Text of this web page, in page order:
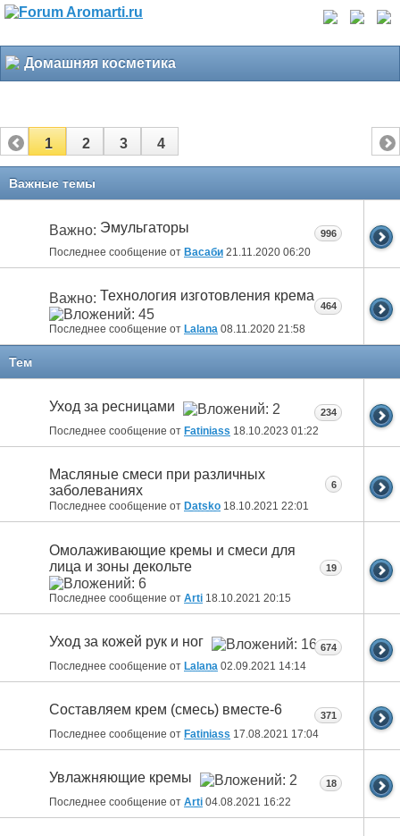
Домашняя косметика
1 2 3 4
Важные темы
Важно: Эмульгаторы
Последнее сообщение от Васаби 21.11.2020 06:20
996
Важно: Технология изготовления крема
Последнее сообщение от Lalana 08.11.2020 21:58
464
Тем
Уход за ресницами
Последнее сообщение от Fatiniass 18.10.2023 01:22
234
Масляные смеси при различных
заболеваниях
Последнее сообщение от Datsko 18.10.2021 22:01
6
Омолаживающие кремы и смеси для
лица и зоны декольте
Последнее сообщение от Arti 18.10.2021 20:15
19
Уход за кожей рук и ног
Последнее сообщение от Lalana 02.09.2021 14:14
674
Составляем крем (смесь) вместе-6
Последнее сообщение от Fatiniass 17.08.2021 17:04
371
Увлажняющие кремы
Последнее сообщение от Arti 04.08.2021 16:22
18